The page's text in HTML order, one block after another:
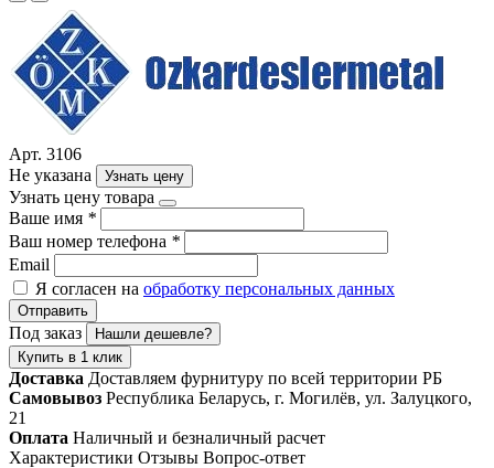
Арт. 3106
Не указана
Узнать цену
Узнать цену товара
Ваше имя *
Ваш номер телефона *
Email
Я согласен на обработку персональных данных
Отправить
Под заказ
Нашли дешевле?
Купить в 1 клик
Доставка Доставляем фурнитуру по всей территории РБ
Самовывоз Республика Беларусь, г. Могилёв, ул. Залуцкого,
21
Оплата Наличный и безналичный расчет
Характеристики Отзывы Вопрос-ответ